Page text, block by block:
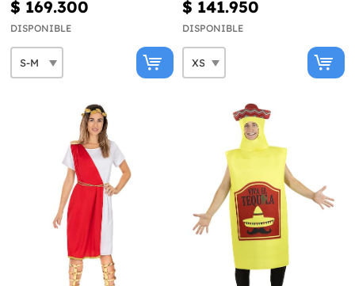
$ 169.300
DISPONIBLE
$ 141.950
DISPONIBLE